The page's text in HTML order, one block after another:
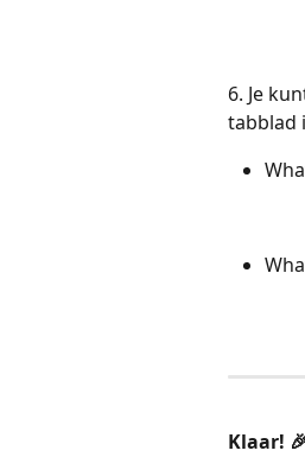
6. Je
tabblad
Klaar!